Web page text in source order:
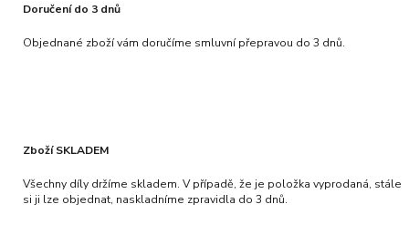
Doručení do 3 dnů
Objednané zboží vám doručíme smluvní přepravou do 3 dnů.
Zboží SKLADEM
Všechny díly držíme skladem. V případě, že je položka vyprodaná, stále
si ji lze objednat, naskladníme zpravidla do 3 dnů.